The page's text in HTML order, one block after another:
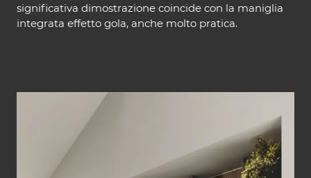
significativa dimostrazione coincide con la maniglia
integrata effetto gola, anche molto pratica.